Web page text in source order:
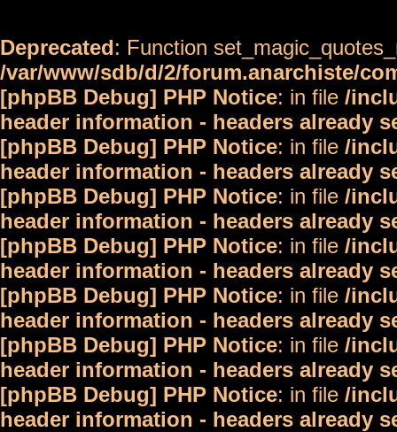
Deprecated: Function
/var/www/sdb/d/2/forum.anarchiste/
[phpBB Debug] PHP Notice: in file /
header information - headers already
[phpBB Debug] PHP Notice: in file /
header information - headers already
[phpBB Debug] PHP Notice: in file /
header information - headers already
[phpBB Debug] PHP Notice: in file /
header information - headers already
[phpBB Debug] PHP Notice: in file /
header information - headers already
[phpBB Debug] PHP Notice: in file /
header information - headers already
[phpBB Debug] PHP Notice: in file /
header information - headers already